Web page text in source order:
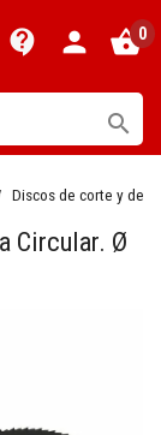
contact_support person shopping_basket0

Discos de corte y
Circular. Ø